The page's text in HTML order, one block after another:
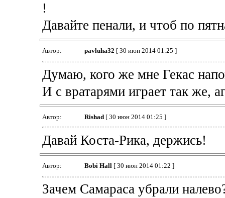
!
Давайте пенали, и чтоб по
Автор: pavluha32 [ 30 июн 2014 01:25 ]
Думаю, кого же мне Гекас
И с вратарями играет так же,
Автор: Rishad[ 30 июн 2014 01:25 ]
Давай Коста-Рика, держись!
Автор: Bobi Hall [ 30 июн 2014 01:22 ]
Зачем Самараса убрали